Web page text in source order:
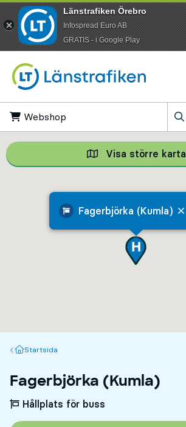
Webshop
Fagerbjörka (Kumla)
Visa större karta
Startsida
Startsida
Fagerbjörka (Kumla)
Hållplats för buss
Länstrafiken Örebro
Infospread Euro AB
​GRATIS - i Google Play